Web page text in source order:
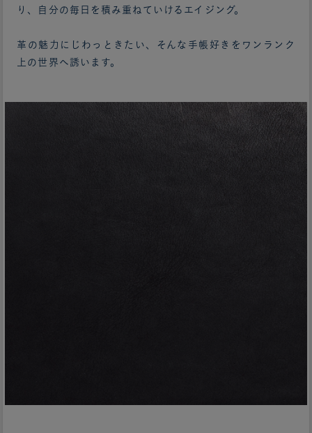
り、自分の毎日を積み重ねていけるエイジング。
革の魅力にじわっときたい、そんな手帳好きをワンランク
上の世界へ誘います。